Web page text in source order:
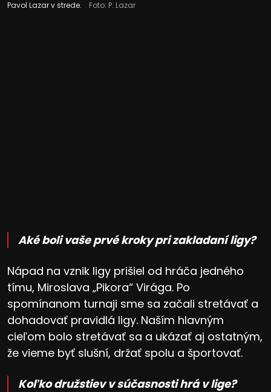
Pavol Lazar v strede. Foto: P. Lazar
Aké boli vaše prvé kroky pri zakladaní ligy?
Nápad na vznik ligy prišiel od hráča jedného
tímu, Miroslava „Pikora“ Virága. Po
spomínanom turnaji sme sa začali stretávať a
dohadovať pravidlá ligy. Naším hlavným
cieľom bolo stretávať sa a ukázať aj ostatným,
že vieme byť slušní, držať spolu a športovať.
Koľko družstiev v súčasnosti hrá v lige?